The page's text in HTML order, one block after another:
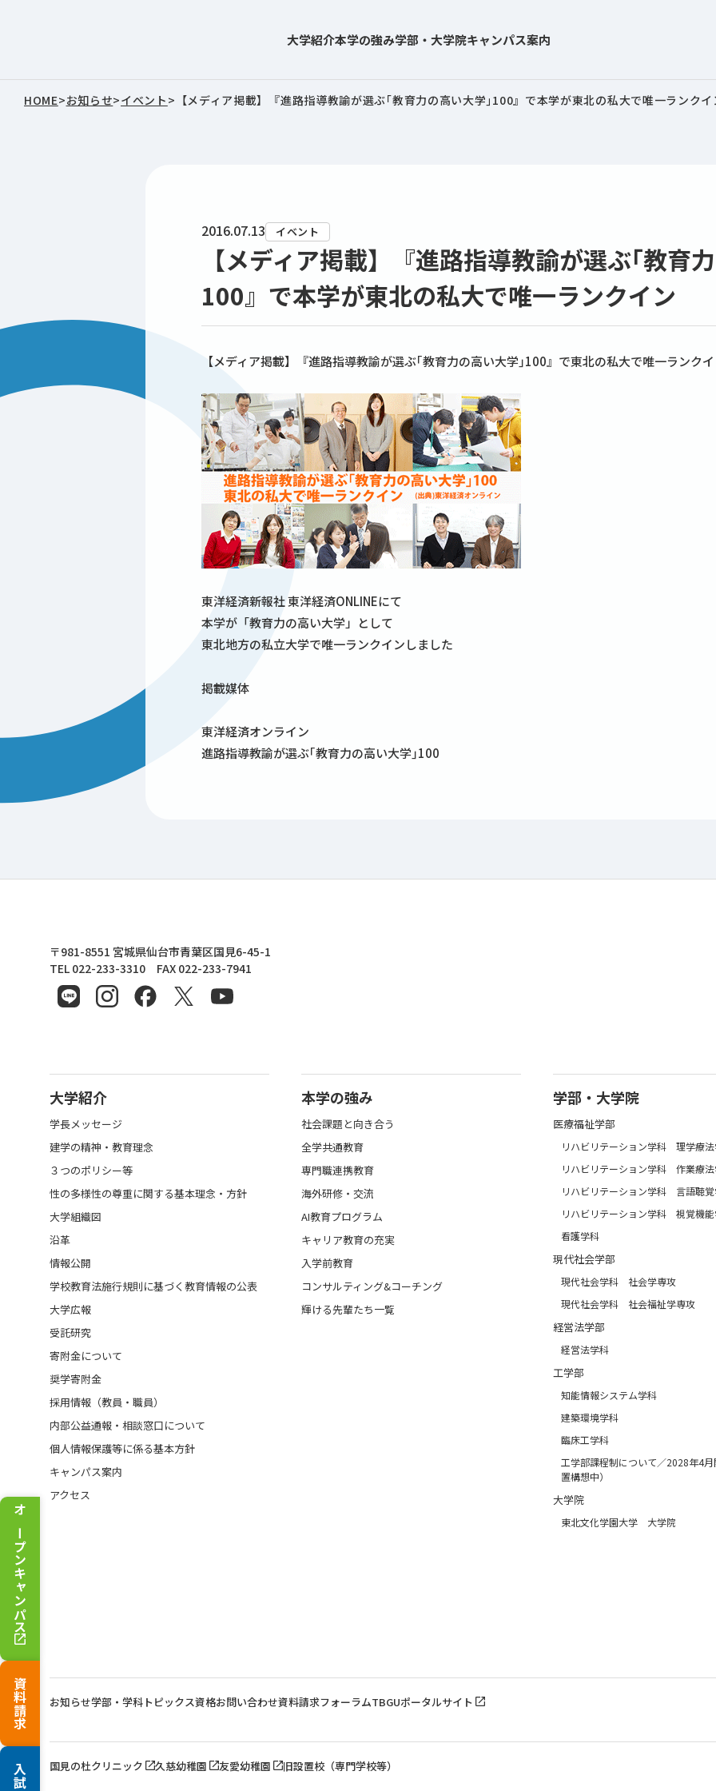
オープンキャンパス
資料請求
大学紹介本学の強み学部・大学院キャンパス案内
HOME>お知らせ>イベント > 【メディア掲載】『進路指導教諭が選ぶ｢教育力の高い大学｣100』で本学が東北の私大で唯一ランクイ
2016.07.13 イベント
【メディア掲載】『進路指導教諭が選ぶ｢教育
100』で本学が東北の私大で唯一ランクイン
【メディア掲載】『進路指導教諭が選ぶ｢教育力の高い大学｣100』で東北の私大で唯一ランク
東洋経済新報社 東洋経済ONLINEにて
本学が「教育力の高い大学」として
東北地方の私立大学で唯一ランクインしました
掲載媒体
東洋経済オンライン
進路指導教諭が選ぶ｢教育力の高い大学｣100
東北文化学園大学
〒981-8551 宮城県仙台市青葉区国見6-45-1
TEL 022-233-3310 FAX 022-233-7941
大学紹介
学長メッセージ
建学の精神・教育理念
３つのポリシー等
性の多様性の尊重に関する基本理念・方針
大学組織図
沿革
情報公開
学校教育法施行規則に基づく教育情報の公表
大学広報
受託研究
寄附金について
奨学寄附金
採用情報（教員・職員）
内部公益通報・相談窓口について
個人情報保護等に係る基本方針
キャンパス案内
アクセス
本学の強み
社会課題と向き合う
全学共通教育
専門職連携教育
海外研修・交流
AI教育プログラム
キャリア教育の充実
入学前教育
コンサルティング&コーチング
輝ける先輩たち一覧
学部・大学院
医療福祉学部
リハビリテーション学科 理学療
リハビリテーション学科 作業療
リハビリテーション学科 言語聴
リハビリテーション学科 視覚機
看護学科
現代社会学部
現代社会学科 社会学専攻
現代社会学科 社会福祉学専攻
経営法学部
経営法学科
工学部
知能情報システム学科
建築環境学科
臨床工学科
工学部課程制について／2028年4
置構想中）
大学院
東北文化学園大学 大学院
お知らせ学部・学科トピックス資格お問い合わせ資料請求フォーラムTBGUポータルサイト
国見の杜クリニック 久慈幼稚園 友愛幼稚園 旧設置校（専門学校等）